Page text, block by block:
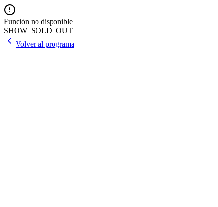
Función no disponible
SHOW_SOLD_OUT
Volver al programa